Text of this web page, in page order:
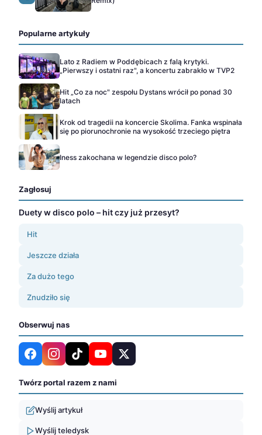
Popularne artykuły
Lato z Radiem w Poddębicach z falą krytyki.
„Pierwszy i ostatni raz", a koncertu zabrakło w TVP2
Hit „Co za noc" zespołu Dystans wrócił po ponad 30
latach
Krok od tragedii na koncercie Skolima. Fanka wspinała
się po piorunochronie na wysokość trzeciego piętra
Iness zakochana w legendzie disco polo?
Zagłosuj
Duety w disco polo – hit czy już przesyt?
Hit
Jeszcze działa
Za dużo tego
Znudziło się
Obserwuj nas
Twórz portal razem z nami
Wyślij artykuł
Wyślij teledysk